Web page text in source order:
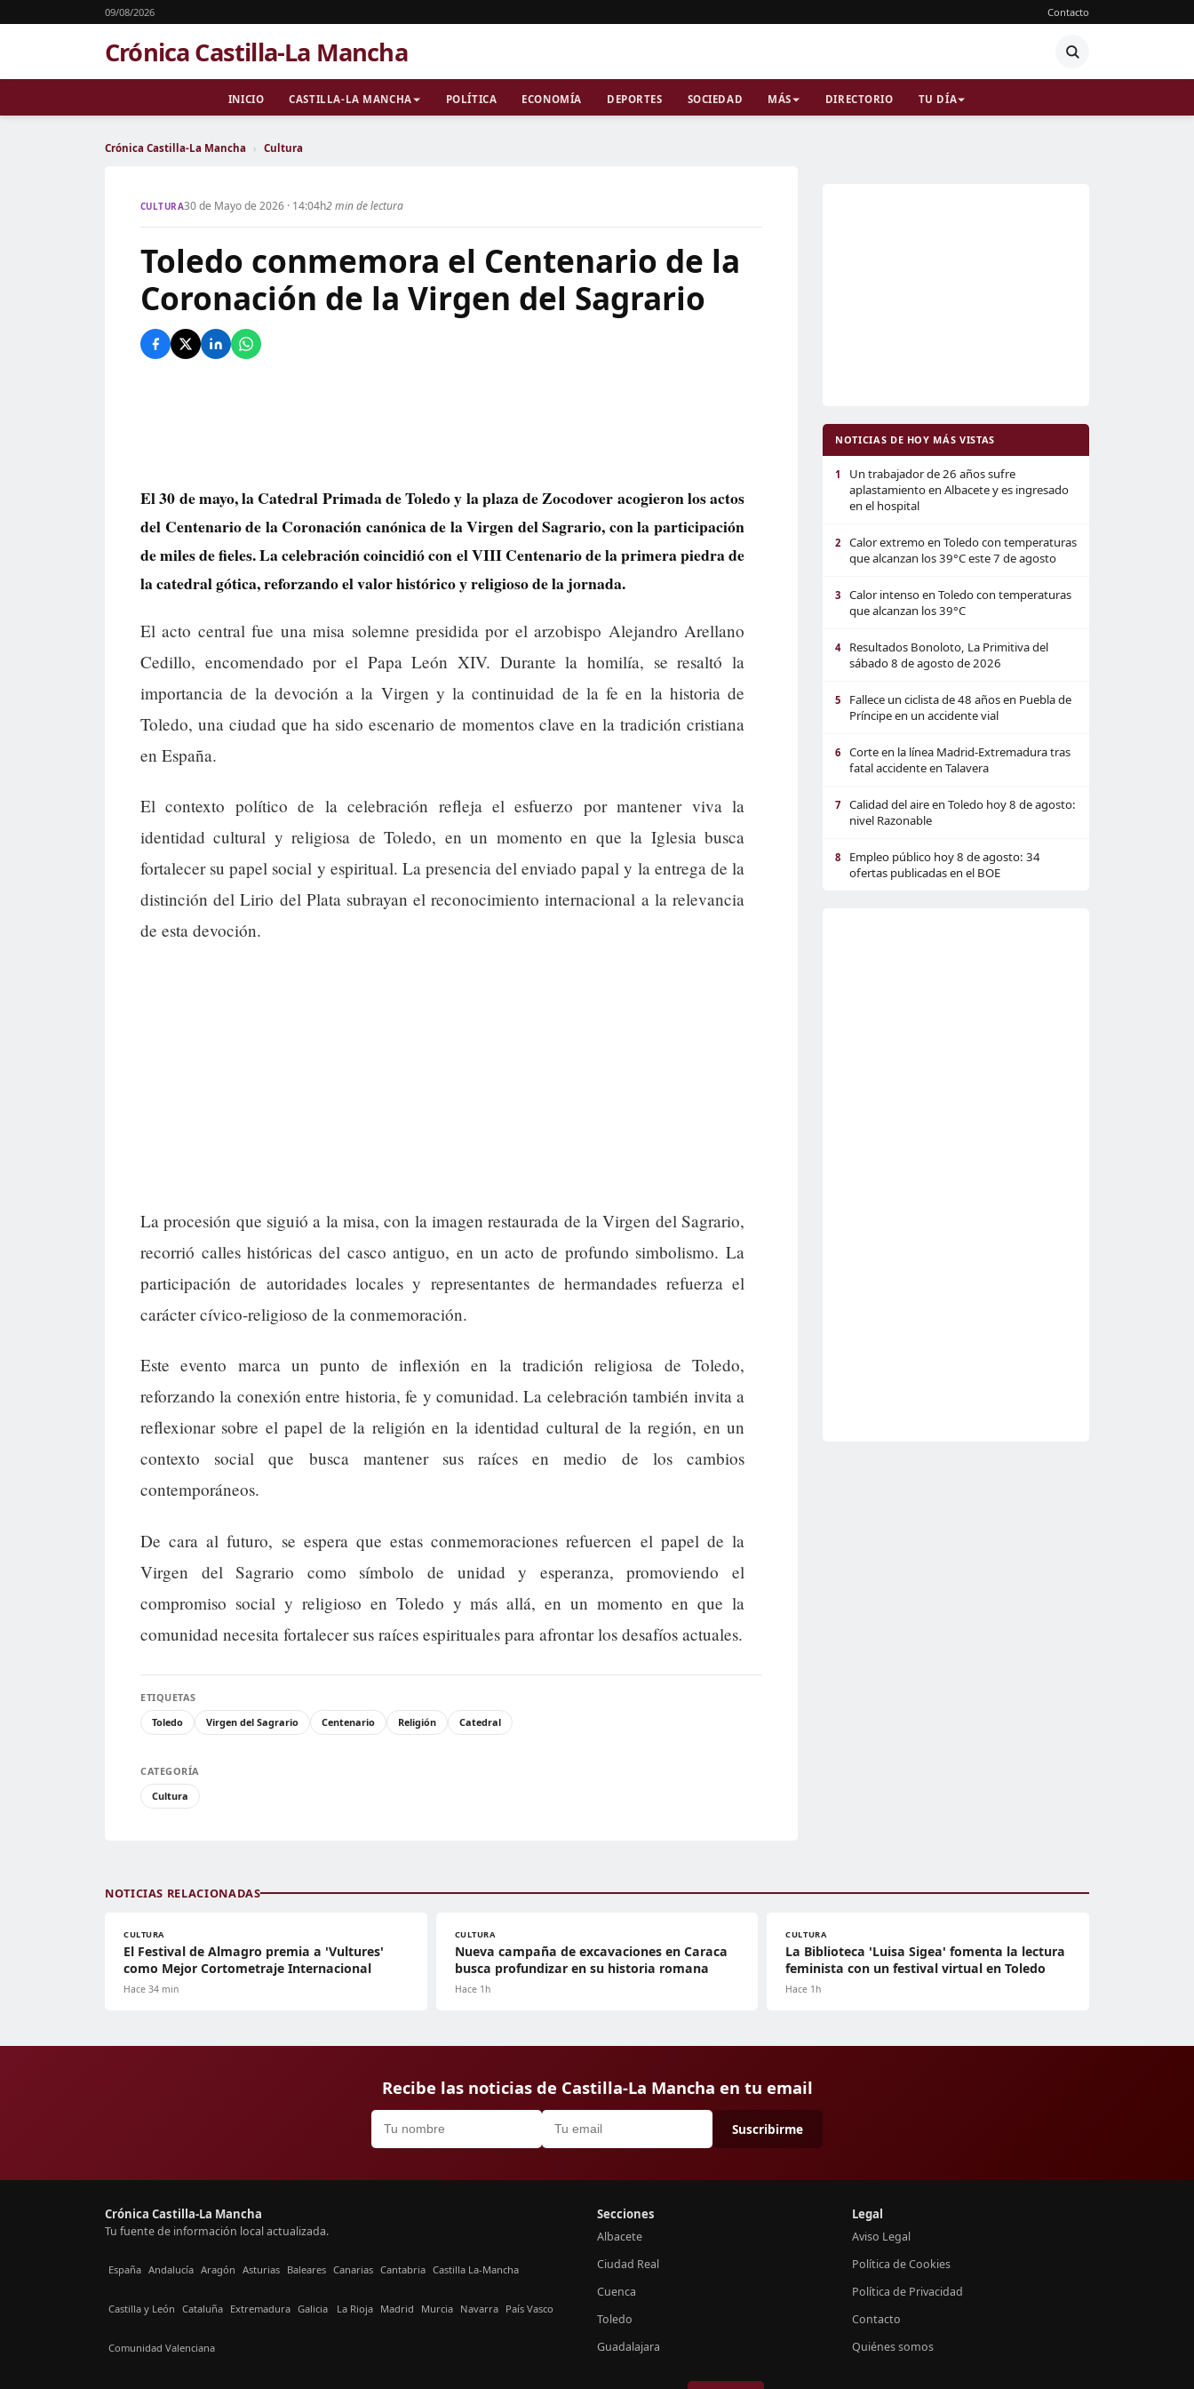
09/08/2026 Contacto
Crónica Castilla-La Mancha
INICIO CASTILLA-LA MANCHA POLÍTICA ECONOMÍA DEPORTES SOCIEDAD MÁS DIRECTORIO TU DÍA
Crónica Castilla-La Mancha › Cultura
CULTURA30 de Mayo de 2026 · 14:04h2 min de lectura
Toledo conmemora el Centenario de la
Coronación de la Virgen del Sagrario
El 30 de mayo, la Catedral Primada de Toledo y la plaza de Zocodover acogieron los actos
del Centenario de la Coronación canónica de la Virgen del Sagrario, con la participación
de miles de fieles. La celebración coincidió con el VIII Centenario de la primera piedra de
la catedral gótica, reforzando el valor histórico y religioso de la jornada.
El acto central fue una misa solemne presidida por el arzobispo Alejandro Arellano
Cedillo, encomendado por el Papa León XIV. Durante la homilía, se resaltó la
importancia de la devoción a la Virgen y la continuidad de la fe en la historia de
Toledo, una ciudad que ha sido escenario de momentos clave en la tradición cristiana
en España.
El contexto político de la celebración refleja el esfuerzo por mantener viva la
identidad cultural y religiosa de Toledo, en un momento en que la Iglesia busca
fortalecer su papel social y espiritual. La presencia del enviado papal y la entrega de la
distinción del Lirio del Plata subrayan el reconocimiento internacional a la relevancia
de esta devoción.
La procesión que siguió a la misa, con la imagen restaurada de la Virgen del Sagrario,
recorrió calles históricas del casco antiguo, en un acto de profundo simbolismo. La
participación de autoridades locales y representantes de hermandades refuerza el
carácter cívico-religioso de la conmemoración.
Este evento marca un punto de inflexión en la tradición religiosa de Toledo,
reforzando la conexión entre historia, fe y comunidad. La celebración también invita a
reflexionar sobre el papel de la religión en la identidad cultural de la región, en un
contexto social que busca mantener sus raíces en medio de los cambios
contemporáneos.
De cara al futuro, se espera que estas conmemoraciones refuercen el papel de la
Virgen del Sagrario como símbolo de unidad y esperanza, promoviendo el
compromiso social y religioso en Toledo y más allá, en un momento en que la
comunidad necesita fortalecer sus raíces espirituales para afrontar los desafíos actuales.
ETIQUETAS
Toledo
Virgen del Sagrario Centenario Religión Catedral
CATEGORÍA
Cultura
NOTICIAS DE HOY MÁS VISTAS
1
Un trabajador de 26 años sufre
aplastamiento en Albacete y es ingresado
en el hospital
2
Calor extremo en Toledo con temperaturas
que alcanzan los 39°C este 7 de agosto
3
Calor intenso en Toledo con temperaturas
que alcanzan los 39°C
4
Resultados Bonoloto, La Primitiva del
sábado 8 de agosto de 2026
5
Fallece un ciclista de 48 años en Puebla de
Príncipe en un accidente vial
6
Corte en la línea Madrid-Extremadura tras
fatal accidente en Talavera
7
Calidad del aire en Toledo hoy 8 de agosto:
nivel Razonable
8
Empleo público hoy 8 de agosto: 34
ofertas publicadas en el BOE
NOTICIAS RELACIONADAS
CULTURA
El Festival de Almagro premia a 'Vultures'
como Mejor Cortometraje Internacional
Hace 34 min
CULTURA
Nueva campaña de excavaciones en Caraca
busca profundizar en su historia romana
Hace 1h
CULTURA
La Biblioteca 'Luisa Sigea' fomenta la lectura
feminista con un festival virtual en Toledo
Hace 1h
Recibe las noticias de Castilla-La Mancha en tu email
Suscribirme
Crónica Castilla-La Mancha
Tu fuente de información local actualizada.
España Andalucía Aragón Asturias Baleares Canarias Cantabria Castilla La-Mancha
Castilla y León Cataluña Extremadura Galicia La Rioja Madrid Murcia Navarra País Vasco
Comunidad Valenciana
Secciones
Albacete
Ciudad Real
Cuenca
Toledo
Guadalajara
Legal
Aviso Legal
Política de Cookies
Política de Privacidad
Contacto
Quiénes somos